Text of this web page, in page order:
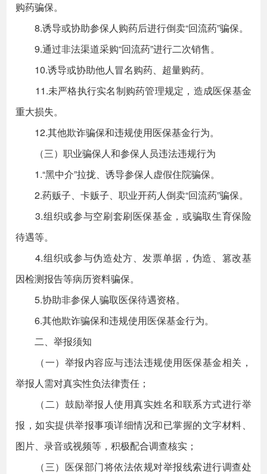
购药骗保。
8.诱导或协助参保人购药后进行倒卖“回流药”骗保。
9.通过非法渠道采购“回流药”进行二次销售。
10.诱导或协助他人冒名购药、超量购药。
11.未严格执行实名制购药管理规定，造成医保基金
重大损失。
12.其他欺诈骗保和违规使用医保基金行为。
（三）职业骗保人和参保人员违法违规行为
1.“黑中介”拉拢、诱导参保人虚假住院骗保。
2.药贩子、卡贩子、职业开药人倒卖“回流药”骗保。
3.组织或参与空刷套刷医保基金，或骗取生育保险
待遇等。
4.组织或参与伪造处方、发票单据，伪造、篡改基
因检测报告等病历资料骗保。
5.协助非参保人骗取医保待遇资格。
6.其他欺诈骗保和违规使用医保基金行为。
二、举报须知
（一）举报内容应与违法违规使用医保基金相关，
举报人需对真实性负法律责任；
（二）鼓励举报人使用真实姓名和联系方式进行举
报，如实提供举报事项详细情况和已掌握的文字材料、
图片、录音或视频等，积极配合调查核实；
（三）医保部门将依法依规对举报线索进行调查处